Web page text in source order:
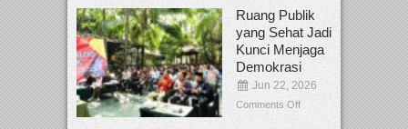
Ruang Publik
yang Sehat Jadi
Kunci Menjaga
Demokrasi
Jun 22, 2026
Comments Off